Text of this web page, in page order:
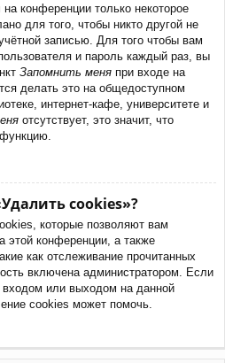
конференции только некоторое
для того, чтобы никто другой не
записью. Для того чтобы вам
и пароль каждый раз, вы
Запомнить меня при входе на
делать это на общедоступном
интернет-кафе, университете и
отсутствует, это значит, что
cookies»?
которые позволяют вам
этой конференции, а также
как отслеживание прочитанных
включена администратором. Если
входом или выходом на данной
cookies может помочь.